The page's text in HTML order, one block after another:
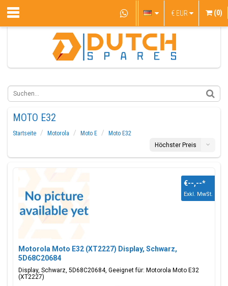
€ EUR (0)
MOTO E32
Startseite Motorola Moto E
Moto E32
Höchster Preis
Motorola Moto E32 (XT2227) Display, Schwarz,
5D68C20684
Display, Schwarz, 5D68C20684, Geeignet für: Motorola Moto E32
(XT2227)
€--,--*
Exkl. MwSt.